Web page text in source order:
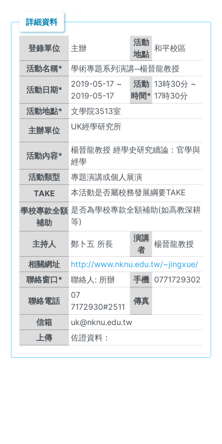
詳細資料
登錄單位 主辦
活動
地點
和平校區
活動名稱* 學術專題系列演講─楊晉龍教授
活動日期*
2019-05-17 ~
2019-05-17
活動
時間*
13時30
分 ~
17時30分
活動地點*
文學院3513室
主辦單位
UK經學研究所
活動內容*
楊晉龍教授 經學史研究續論：官學與
經學
活動類型
專題演講或個人展演
TAKE
本活動是否屬校務發展綱要TAKE
學校專款全額
補助
是否為學校專款全額補助(如高教深耕
等)
主持人 鄭卜五 所長
演講
者
楊晉龍教授
相關網址
http://www.nknu.edu.tw/~jingxue/
聯絡窗口*
聯絡人: 所辦 手機 0771729302
聯絡電話
07
7172930#2511
傳真
信箱
uk@nknu.edu.tw
上傳
佐證資料：